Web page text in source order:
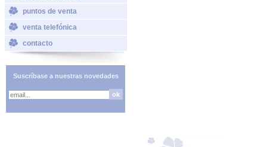
puntos de venta
venta telefónica
contacto
Suscríbase a nuestras novedades